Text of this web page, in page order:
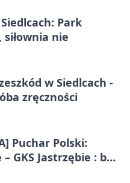
Park
siłownia nie
w Siedlcach -
zręczności
Puchar Polski:
GKS Jastrzębie : bez